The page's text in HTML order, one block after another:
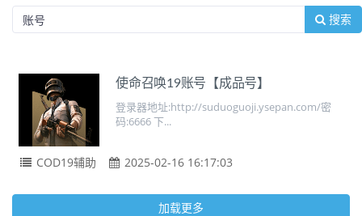
搜索
使命召唤19账号【成品号】
登录器地址:http://suduoguoji.ysepan.com/密
码:6666 下...
COD19辅助 2025-02-16 16:17:03
加载更多